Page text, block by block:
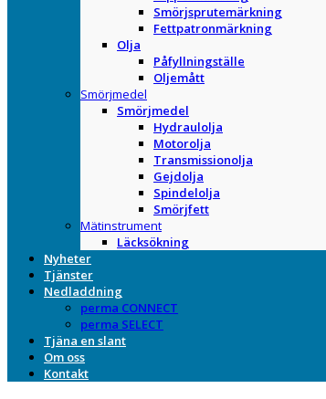
Smörjsprutemärkning
Fettpatronmärkning
Olja
Påfyllningställe
Oljemått
Smörjmedel
Smörjmedel
Hydraulolja
Motorolja
Transmissionolja
Gejdolja
Spindelolja
Smörjfett
Mätinstrument
Läcksökning
Nyheter
Tjänster
Nedladdning
perma CONNECT
perma SELECT
Tjäna en slant
Om oss
Kontakt